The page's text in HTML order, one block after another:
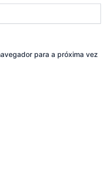
para a próxima vez